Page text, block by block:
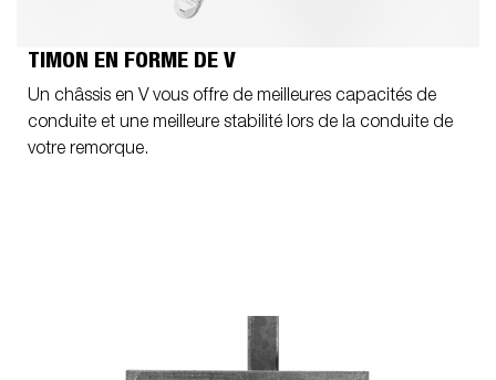
TIMON EN FORME DE V
Un châssis en V vous offre de meilleures capacités de
conduite et une meilleure stabilité lors de la conduite de
votre remorque.